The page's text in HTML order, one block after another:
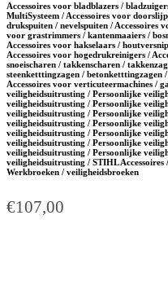
Accessoires voor bladblazers /
MultiSysteem / Accessoires voor
drukspuiten / nevelspuiten / Accessoires
voor grastrimmers / kantenmaaiers /
Accessoires voor hakselaars /
Accessoires voor hogedrukreinigers /
snoeischaren / takkenscharen /
steenketttingzagen / betonketttingzagen
Accessoires voor verticuteermachines /
veiligheidsuitrusting / Persoonlijke
veiligheidsuitrusting / Persoonlijke
veiligheidsuitrusting / Persoonlijke
veiligheidsuitrusting / Persoonlijke
veiligheidsuitrusting / Persoonlijke
veiligheidsuitrusting / Persoonlijke
veiligheidsuitrusting / Persoonlijke
veiligheidsuitrusting / STIHL Accessoires
Werkbroeken / veiligheidsbroeken
€107,00